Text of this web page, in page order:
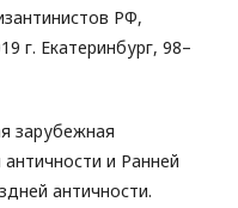
РФ,
г. Екатеринбург, 98–
зарубежная
и Ранней
античности.